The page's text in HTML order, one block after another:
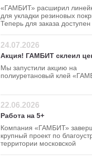
«ГАМБИТ» расширил
для укладки резиновых
Теперь для заказа
24.07.2026
Акция! ГАМБИТ склеил
Мы запустили акцию на
полиуретановый клей
22.06.2026
Работа на 5+
Компания «ГАМБИТ»
крупный проект по
территории московской